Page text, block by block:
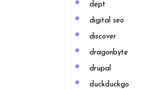
dept
digital seo
discover
dragonbyte
drupal
duckduckgo